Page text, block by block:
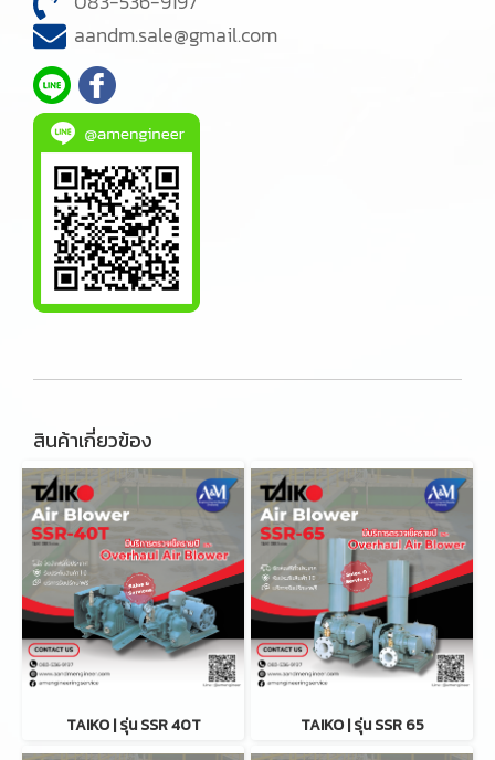
aandm.sale@gmail.com
สินค้าเกี่ยวข้อง
TAIKO | รุ่น SSR 40T TAIKO | รุ่น SSR 65